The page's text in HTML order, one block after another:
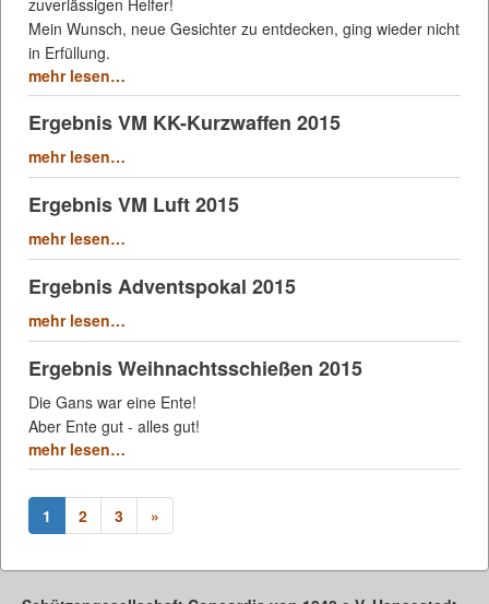
zuverlässigen Helfer!
Mein Wunsch, neue Gesichter zu entdecken, ging wieder nicht
in Erfüllung.
mehr lesen…
Ergebnis VM KK-Kurzwaffen 2015
mehr lesen…
Ergebnis VM Luft 2015
mehr lesen…
Ergebnis Adventspokal 2015
mehr lesen…
Ergebnis Weihnachtsschießen 2015
Die Gans war eine Ente!
Aber Ente gut - alles gut!
mehr lesen…
1 2 3 »